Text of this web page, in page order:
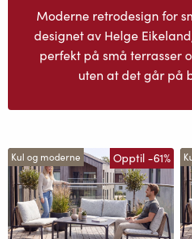
Moderne retrodesign for
designet av Helge
perfekt på små terrasser
uten at det går på
Kul og moderne Opptil -61%